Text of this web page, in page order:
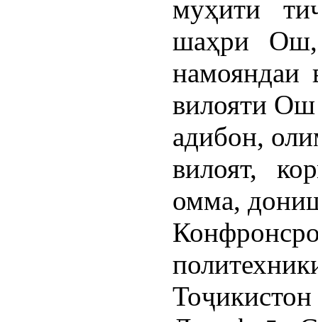
муҳити
шаҳри Ош,
намояндаи
вилояти Ош
адибон,
вилоят,
омма,